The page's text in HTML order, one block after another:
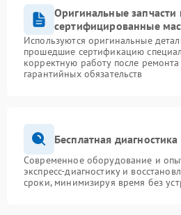
Оригинальные запчасти
сертифицированные
Используются оригинальные
прошедшие сертификацию
корректную работу после
гарантийных обязательств
Бесплатная
Современное оборудование и
экспресс-диагностику и
сроки, минимизируя время без